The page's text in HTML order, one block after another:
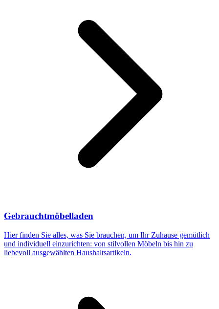
Gebrauchtmöbelladen
Hier finden Sie alles, was Sie brauchen, um Ihr Zuhause gemütlich
und individuell einzurichten: von stilvollen Möbeln bis hin zu
liebevoll ausgewählten Haushaltsartikeln.